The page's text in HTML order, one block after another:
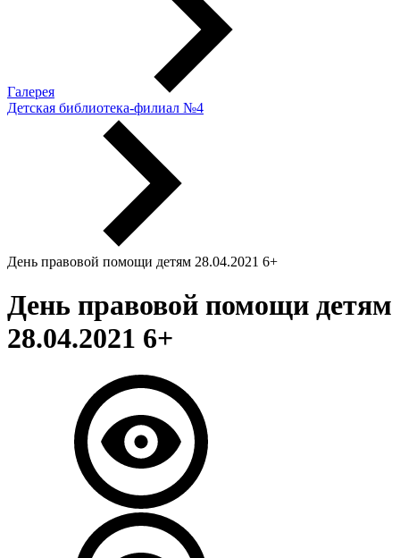
Галерея
Детская библиотека-филиал №4
День правовой помощи детям 28.04.2021 6+
День правовой помощи детям
28.04.2021 6+